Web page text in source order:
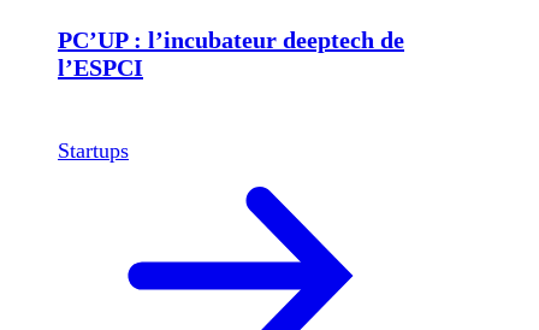
PC’UP : l’incubateur deeptech de
l’ESPCI
Startups